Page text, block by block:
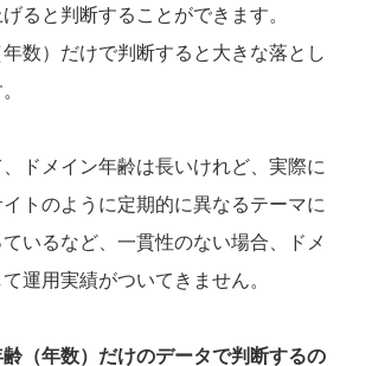
ると判断することができます。
数）だけで判断すると大きな落とし
ドメイン年齢は長いけれど、実際に
トのように定期的に異なるテーマに
いるなど、一貫性のない場合、ドメ
運用実績がついてきません。
（年数）だけのデータで判断するの